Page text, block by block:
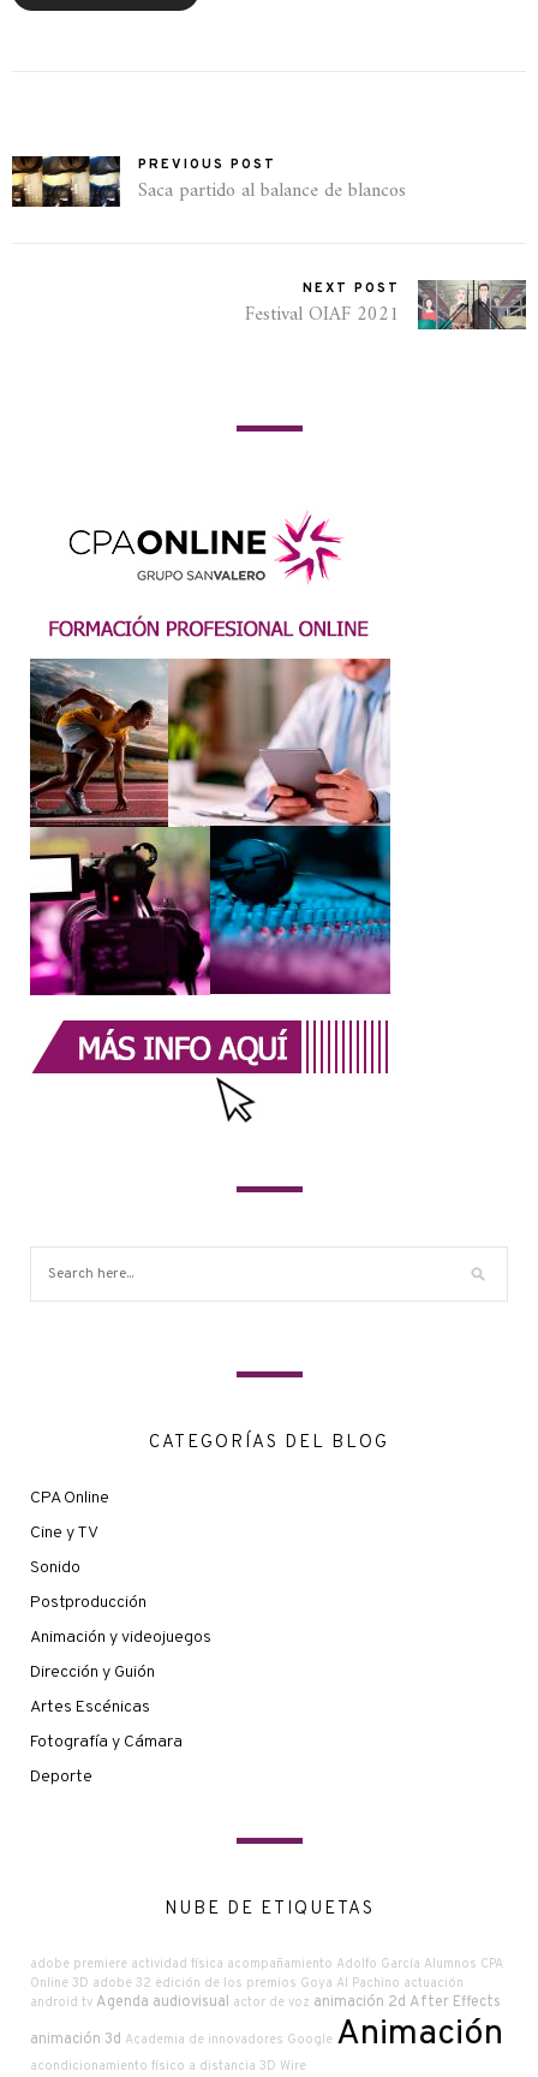
PREVIOUS POST
Saca partido al balance de blancos
NEXT POST
Festival OIAF 2021
CATEGORÍAS DEL BLOG
CPA Online
Cine y TV
Sonido
Postproducción
Animación y videojuegos
Dirección y Guión
Artes Escénicas
Fotografía y Cámara
Deporte
NUBE DE ETIQUETAS
adobe premiere actividad física acompañamiento Adolfo García Alumnos CPA
Online 3D adobe 32 edición de los premios Goya Al Pachino actuación
android tv Agenda audiovisual actor de voz animación 2d After Effects
animación 3d Academia de innovadores Google Animación
acondicionamiento físico a distancia 3D Wire